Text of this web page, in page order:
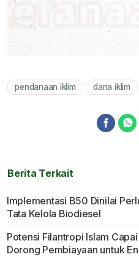
pendanaan iklim dana iklim
Berita Terkait
Implementasi B50 Dinilai
Tata Kelola Biodiesel
Potensi Filantropi Islam
Dorong Pembiayaan untuk